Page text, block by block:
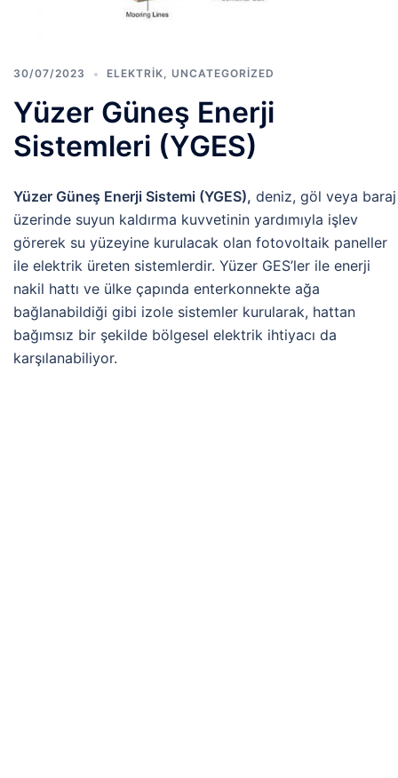
30/07/2023 ELEKTRIK, UNCATEGORIZED
Yüzer Güneş Enerji
Sistemleri (YGES)
Yüzer Güneş Enerji Sistemi (YGES), deniz, göl veya baraj
üzerinde suyun kaldırma kuvvetinin yardımıyla işlev
görerek su yüzeyine kurulacak olan fotovoltaik paneller
ile elektrik üreten sistemlerdir. Yüzer GES’ler ile enerji
nakil hattı ve ülke çapında enterkonnekte ağa
bağlanabildiği gibi izole sistemler kurularak, hattan
bağımsız bir şekilde bölgesel elektrik ihtiyacı da
karşılanabiliyor.